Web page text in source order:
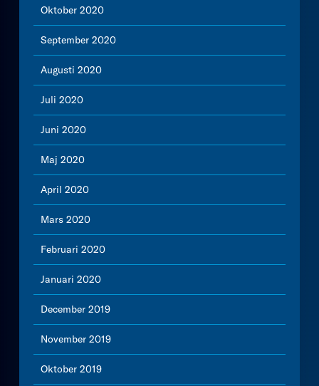
Oktober 2020
September 2020
Augusti 2020
Juli 2020
Juni 2020
Maj 2020
April 2020
Mars 2020
Februari 2020
Januari 2020
December 2019
November 2019
Oktober 2019